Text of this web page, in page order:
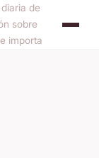
de
sobre
importa